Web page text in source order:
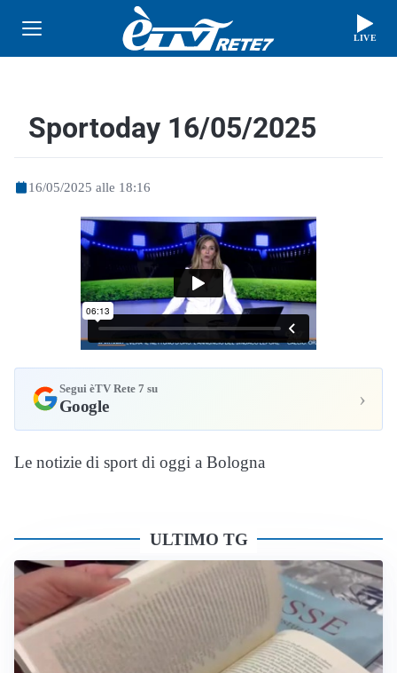
LIVE
Sportoday 16/05/2025
16/05/2025 alle 18:16
Segui èTV Rete 7 su
Google ›
Le notizie di sport di oggi a Bologna
ULTIMO TG